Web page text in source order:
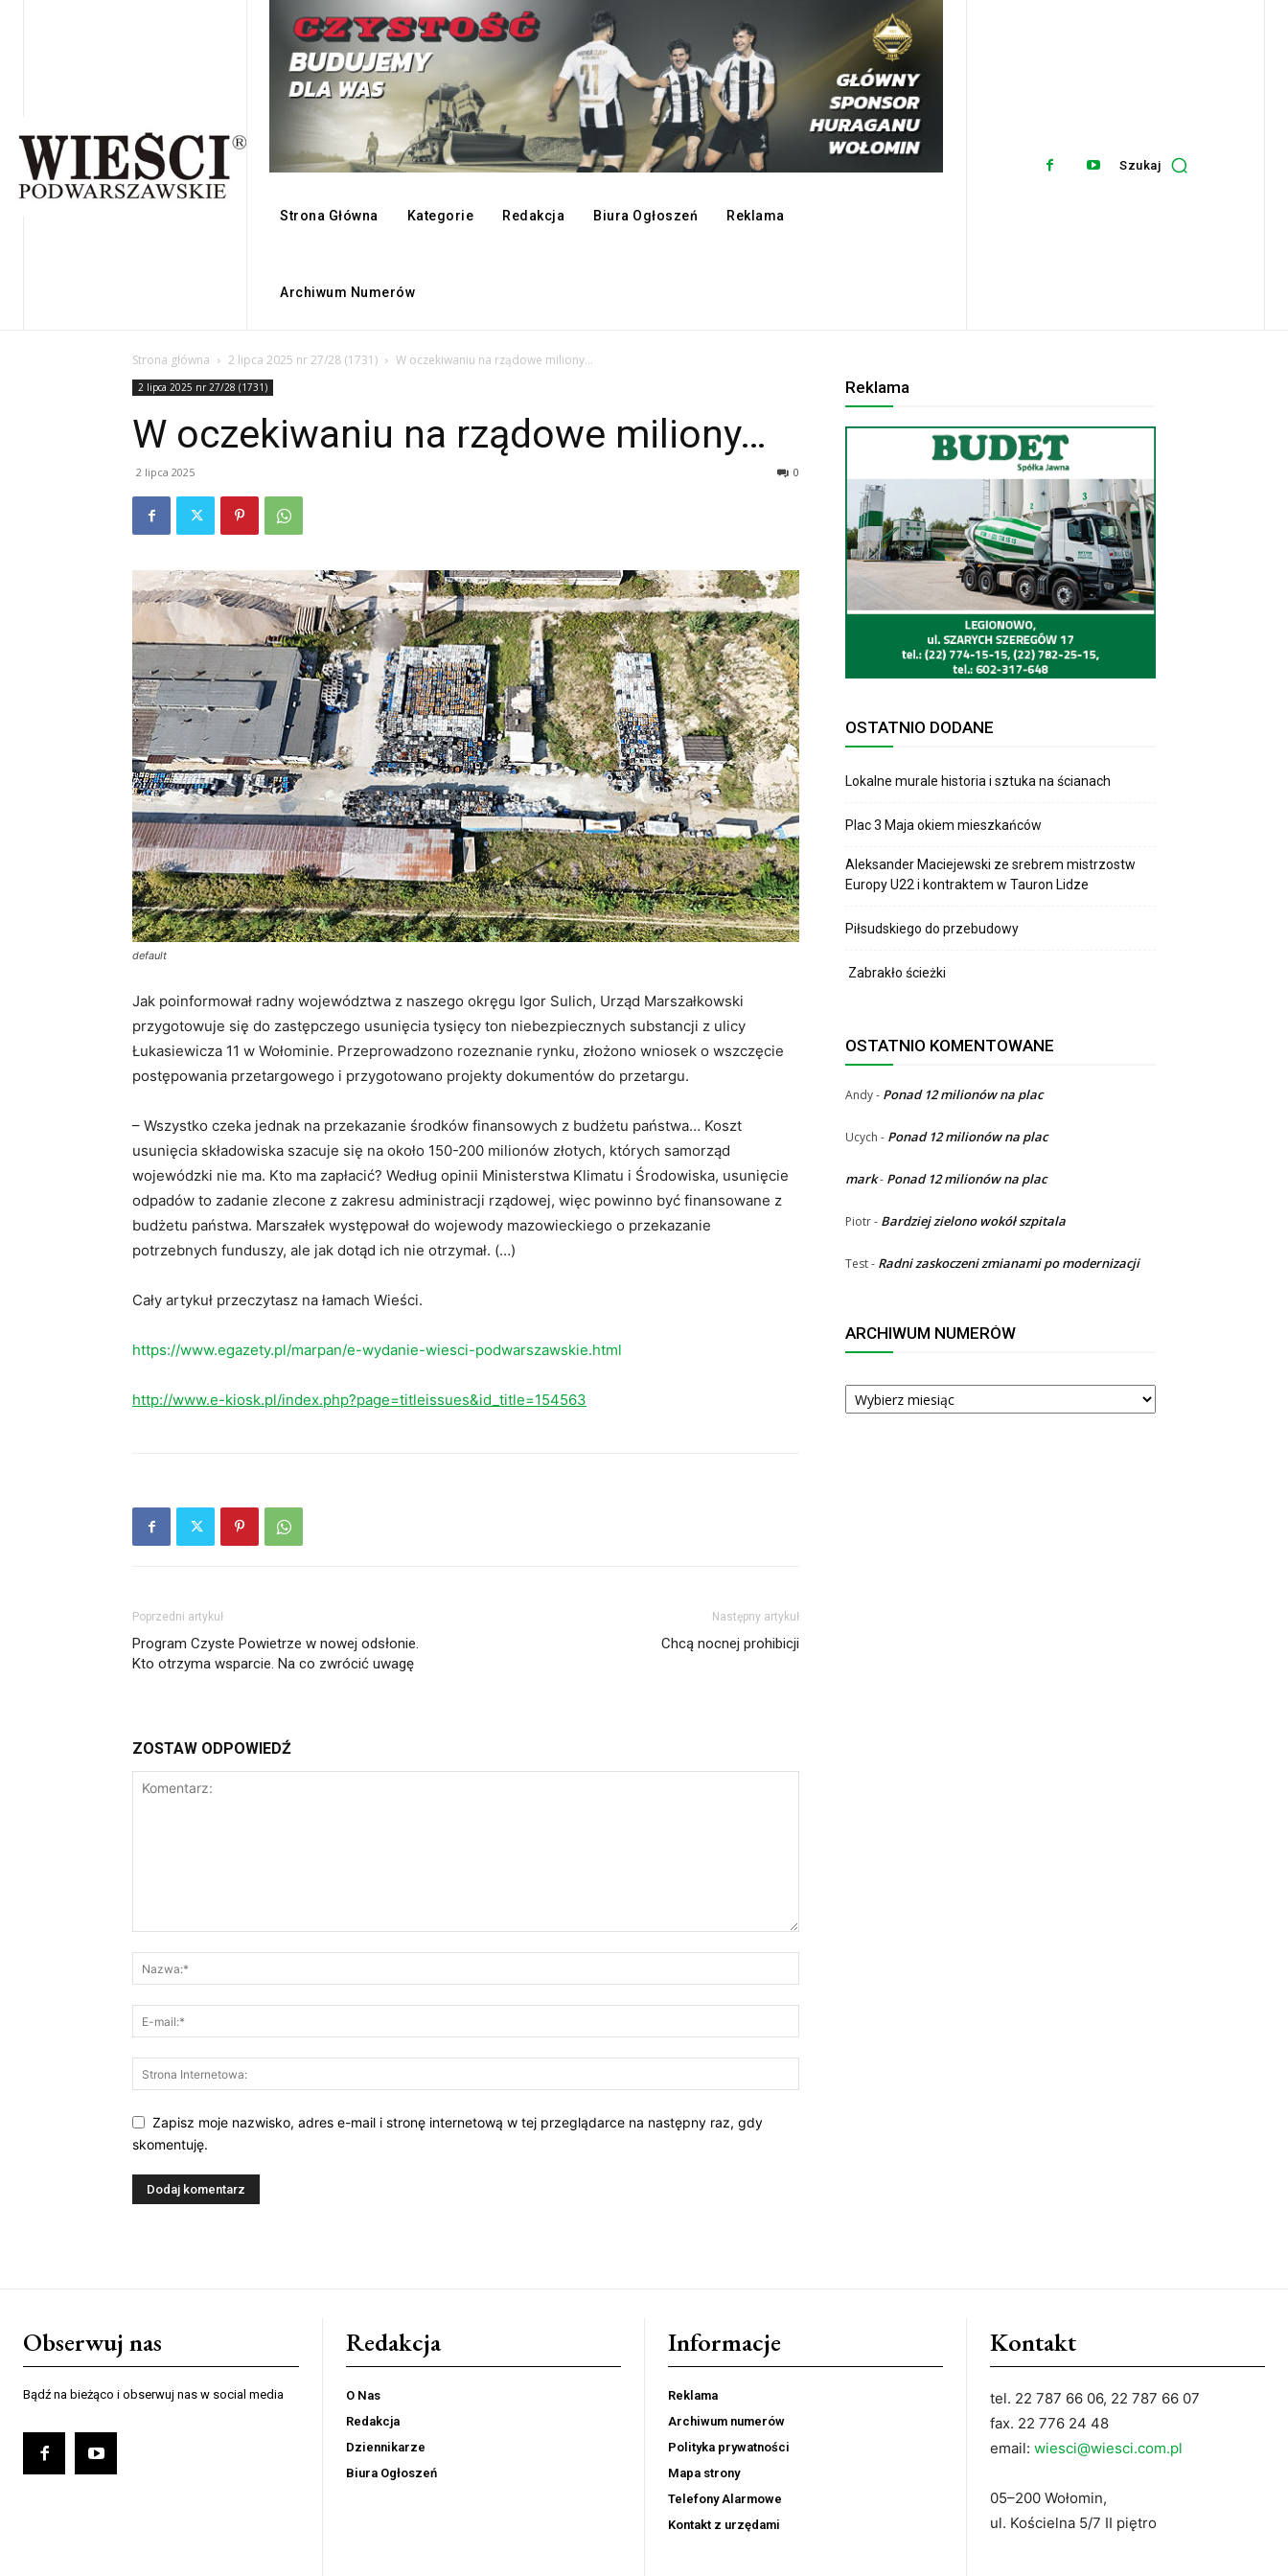
Strona Główna Kategorie Redakcja Biura Ogłoszeń Reklama
Archiwum Numerów
Szukaj
Strona główna 2 lipca 2025 nr 27/28 (1731) W oczekiwaniu na rządowe miliony…
2 lipca 2025 nr 27/28 (1731)
W oczekiwaniu na rządowe miliony…
2 lipca 2025 0
default
Jak poinformował radny województwa z naszego okręgu Igor Sulich, Urząd Marszałkowski
przygotowuje się do zastępczego usunięcia tysięcy ton niebezpiecznych substancji z ulicy
Łukasiewicza 11 w Wołominie. Przeprowadzono rozeznanie rynku, złożono wniosek o wszczęcie
postępowania przetargowego i przygotowano projekty dokumentów do przetargu.
– Wszystko czeka jednak na przekazanie środków finansowych z budżetu państwa… Koszt
usunięcia składowiska szacuje się na około 150-200 milionów złotych, których samorząd
wojewódzki nie ma. Kto ma zapłacić? Według opinii Ministerstwa Klimatu i Środowiska, usunięcie
odpadów to zadanie zlecone z zakresu administracji rządowej, więc powinno być finansowane z
budżetu państwa. Marszałek występował do wojewody mazowieckiego o przekazanie
potrzebnych funduszy, ale jak dotąd ich nie otrzymał. (…)
Cały artykuł przeczytasz na łamach Wieści.
https://www.egazety.pl/marpan/e-wydanie-wiesci-podwarszawskie.html
http://www.e-kiosk.pl/index.php?page=titleissues&id_title=154563
Poprzedni artykuł
Program Czyste Powietrze w nowej odsłonie.
Kto otrzyma wsparcie. Na co zwrócić uwagę
Następny artykuł
Chcą nocnej prohibicji
ZOSTAW ODPOWIEDŹ
Zapisz moje nazwisko, adres e-mail i stronę internetową w tej przeglądarce na następny raz, gdy
skomentuję.
Reklama
OSTATNIO DODANE
Lokalne murale historia i sztuka na ścianach
Plac 3 Maja okiem mieszkańców
Aleksander Maciejewski ze srebrem mistrzostw
Europy U22 i kontraktem w Tauron Lidze
Piłsudskiego do przebudowy
Zabrakło ścieżki
OSTATNIO KOMENTOWANE
Andy- Ponad 12 milionów na plac
Ucych - Ponad 12 milionów na plac
mark- Ponad 12 milionów na plac
Piotr- Bardziej zielono wokół szpitala
Test- Radni zaskoczeni zmianami po modernizacji
ARCHIWUM NUMERÓW
ARCHIWUM
NUMERÓW
Obserwuj nas
Bądź na bieżąco i obserwuj nas w social media
Redakcja
O Nas
Redakcja
Dziennikarze
Biura Ogłoszeń
Informacje
Reklama
Archiwum numerów
Polityka prywatności
Mapa strony
Telefony Alarmowe
Kontakt z urzędami
Kontakt
tel. 22 787 66 06, 22 787 66 07
fax. 22 776 24 48
email: wiesci@wiesci.com.pl
05–200 Wołomin,
ul. Kościelna 5/7 II piętro